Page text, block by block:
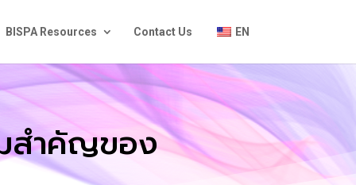
BISPA Resources Contact Us EN
สำคัญของ